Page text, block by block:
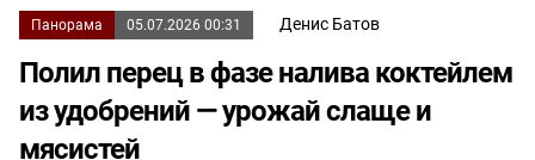
Панорама 05.07.2026 00:31 Денис Батов
Полил перец в фазе налива коктейлем
из удобрений — урожай слаще и
мясистей